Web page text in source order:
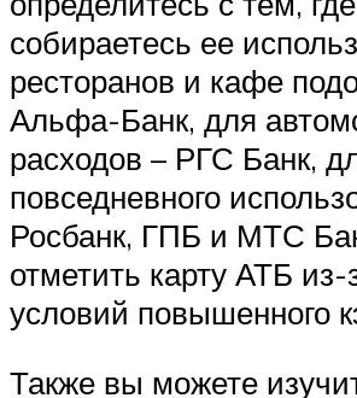
собираетесь ее
ресторанов и кафе
Альфа-Банк, для
расходов – РГС Банк,
повседневного
Росбанк, ГПБ и МТС
отметить карту АТБ
условий повышенного
Также вы можете